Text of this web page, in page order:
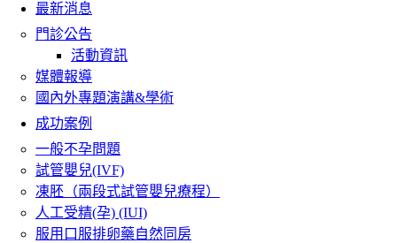
最新消息
門診公告
活動資訊
媒體報導
國內外專題演講&學術
成功案例
一般不孕問題
試管嬰兒(IVF)
凍胚（兩段式試管嬰兒療程）
人工受精(孕) (IUI)
服用口服排卵藥自然同房